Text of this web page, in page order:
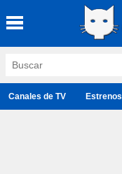
Canales de TV Estrenos